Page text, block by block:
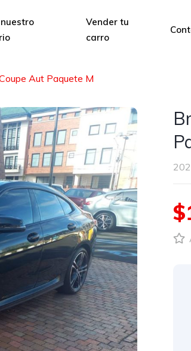
Vender tu
carro
Aut Paquete M